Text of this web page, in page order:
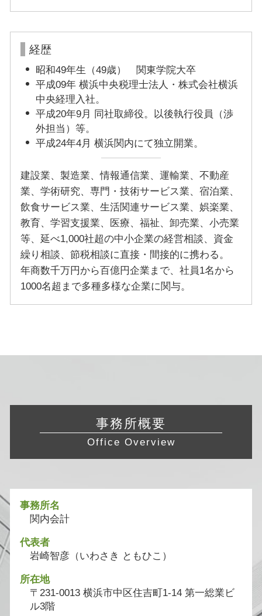
経歴
昭和49年生（49歳） 関東学院大卒
平成09年 横浜中央税理士法人・株式会社横浜
中央経理入社。
平成20年9月 同社取締役。以後執行役員（渉
外担当）等。
平成24年4月 横浜関内にて独立開業。
建設業、製造業、情報通信業、運輸業、不動産
業、学術研究、専門・技術サービス業、宿泊業、
飲食サービス業、生活関連サービス業、娯楽業、
教育、学習支援業、医療、福祉、卸売業、小売業
等、延べ1,000社超の中小企業の経営相談、資金
繰り相談、節税相談に直接・間接的に携わる。
年商数千万円から百億円企業まで、社員1名から
1000名超まで多種多様な企業に関与。
事務所概要
Office Overview
事務所名
関内会計
代表者
岩崎智彦（いわさき ともひこ）
所在地
〒231-0013 横浜市中区住吉町1-14 第一総業ビ
ル3階